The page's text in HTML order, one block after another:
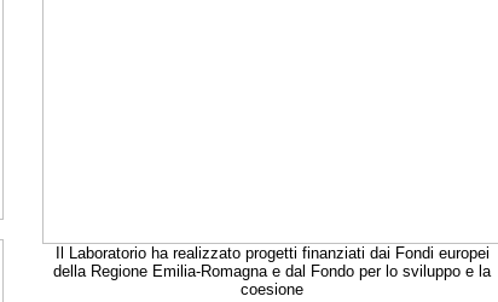
Il Laboratorio ha realizzato progetti finanziati dai Fondi europei
della Regione Emilia-Romagna e dal Fondo per lo sviluppo e la
coesione